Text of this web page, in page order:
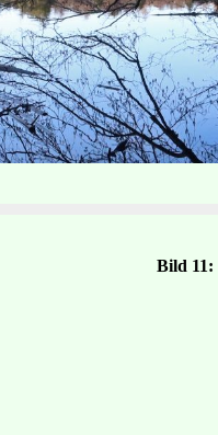
Bild 11: